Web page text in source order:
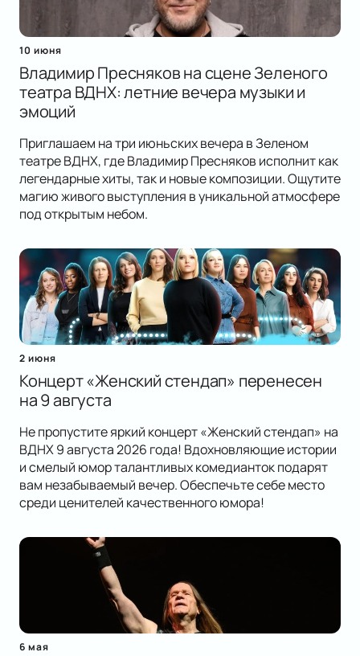
10 июня
Владимир Пресняков на сцене Зеленого
театра ВДНХ: летние вечера музыки и
эмоций
Приглашаем на три июньских вечера в Зеленом
театре ВДНХ, где Владимир Пресняков исполнит как
легендарные хиты, так и новые композиции. Ощутите
магию живого выступления в уникальной атмосфере
под открытым небом.
2 июня
Концерт «Женский стендап» перенесен
на 9 августа
Не пропустите яркий концерт «Женский стендап» на
ВДНХ 9 августа 2026 года! Вдохновляющие истории
и смелый юмор талантливых комедианток подарят
вам незабываемый вечер. Обеспечьте себе место
среди ценителей качественного юмора!
6 мая